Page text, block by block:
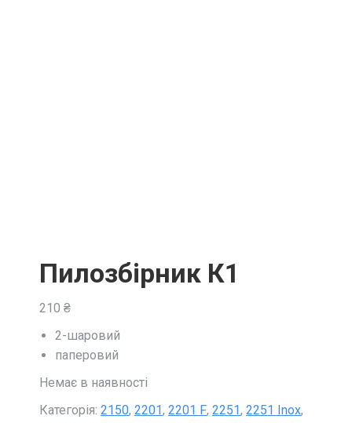
Пилозбірник К1
210 ₴
2-шаровий
паперовий
Немає в наявності
Категорія: 2150, 2201, 2201 F, 2251, 2251 Inox,